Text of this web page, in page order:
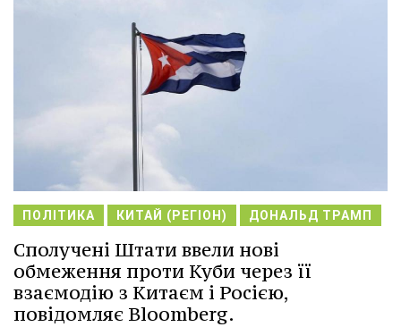
ПОЛІТИКА КИТАЙ (РЕГІОН) ДОНАЛЬД ТРАМП
Сполучені Штати ввели нові
обмеження проти Куби через її
взаємодію з Китаєм і Росією,
повідомляє Bloomberg.